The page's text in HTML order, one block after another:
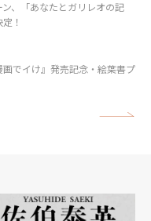
、「あなたとガリレオの記
！
でイけ』発売記念・絵葉書プ